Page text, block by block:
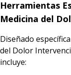
Herramientas
Medicina del
Diseñado
del Dolor
incluye: